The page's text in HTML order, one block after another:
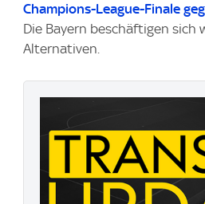
Champions-League-Finale
Die Bayern beschäftigen sich
Alternativen.